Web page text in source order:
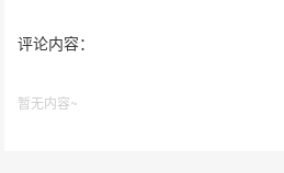
评论内容：
暂无内容~